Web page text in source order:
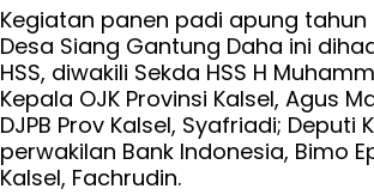
Kegiatan panen padi apung tahun
Desa Siang Gantung Daha ini
HSS, diwakili Sekda HSS H
Kepala OJK Provinsi Kalsel, Agus
DJPB Prov Kalsel, Syafriadi; Deputi
perwakilan Bank Indonesia, Bimo
Kalsel, Fachrudin.